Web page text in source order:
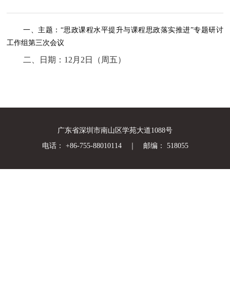
一、主题：“思政课程水平提升与课程思政落实推进”专题研讨
工作组第三次会议
二、日期：12月2日（周五）
广东省深圳市南山区学苑大道1088号
电话： +86-755-88010114 ｜ 邮编： 518055